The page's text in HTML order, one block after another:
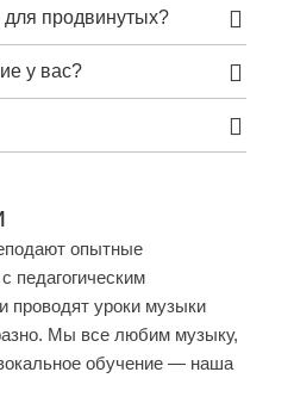
продвинутых?
у вас?
опытные
педагогическим
проводят уроки музыки
Мы все любим музыку,
обучение — наша